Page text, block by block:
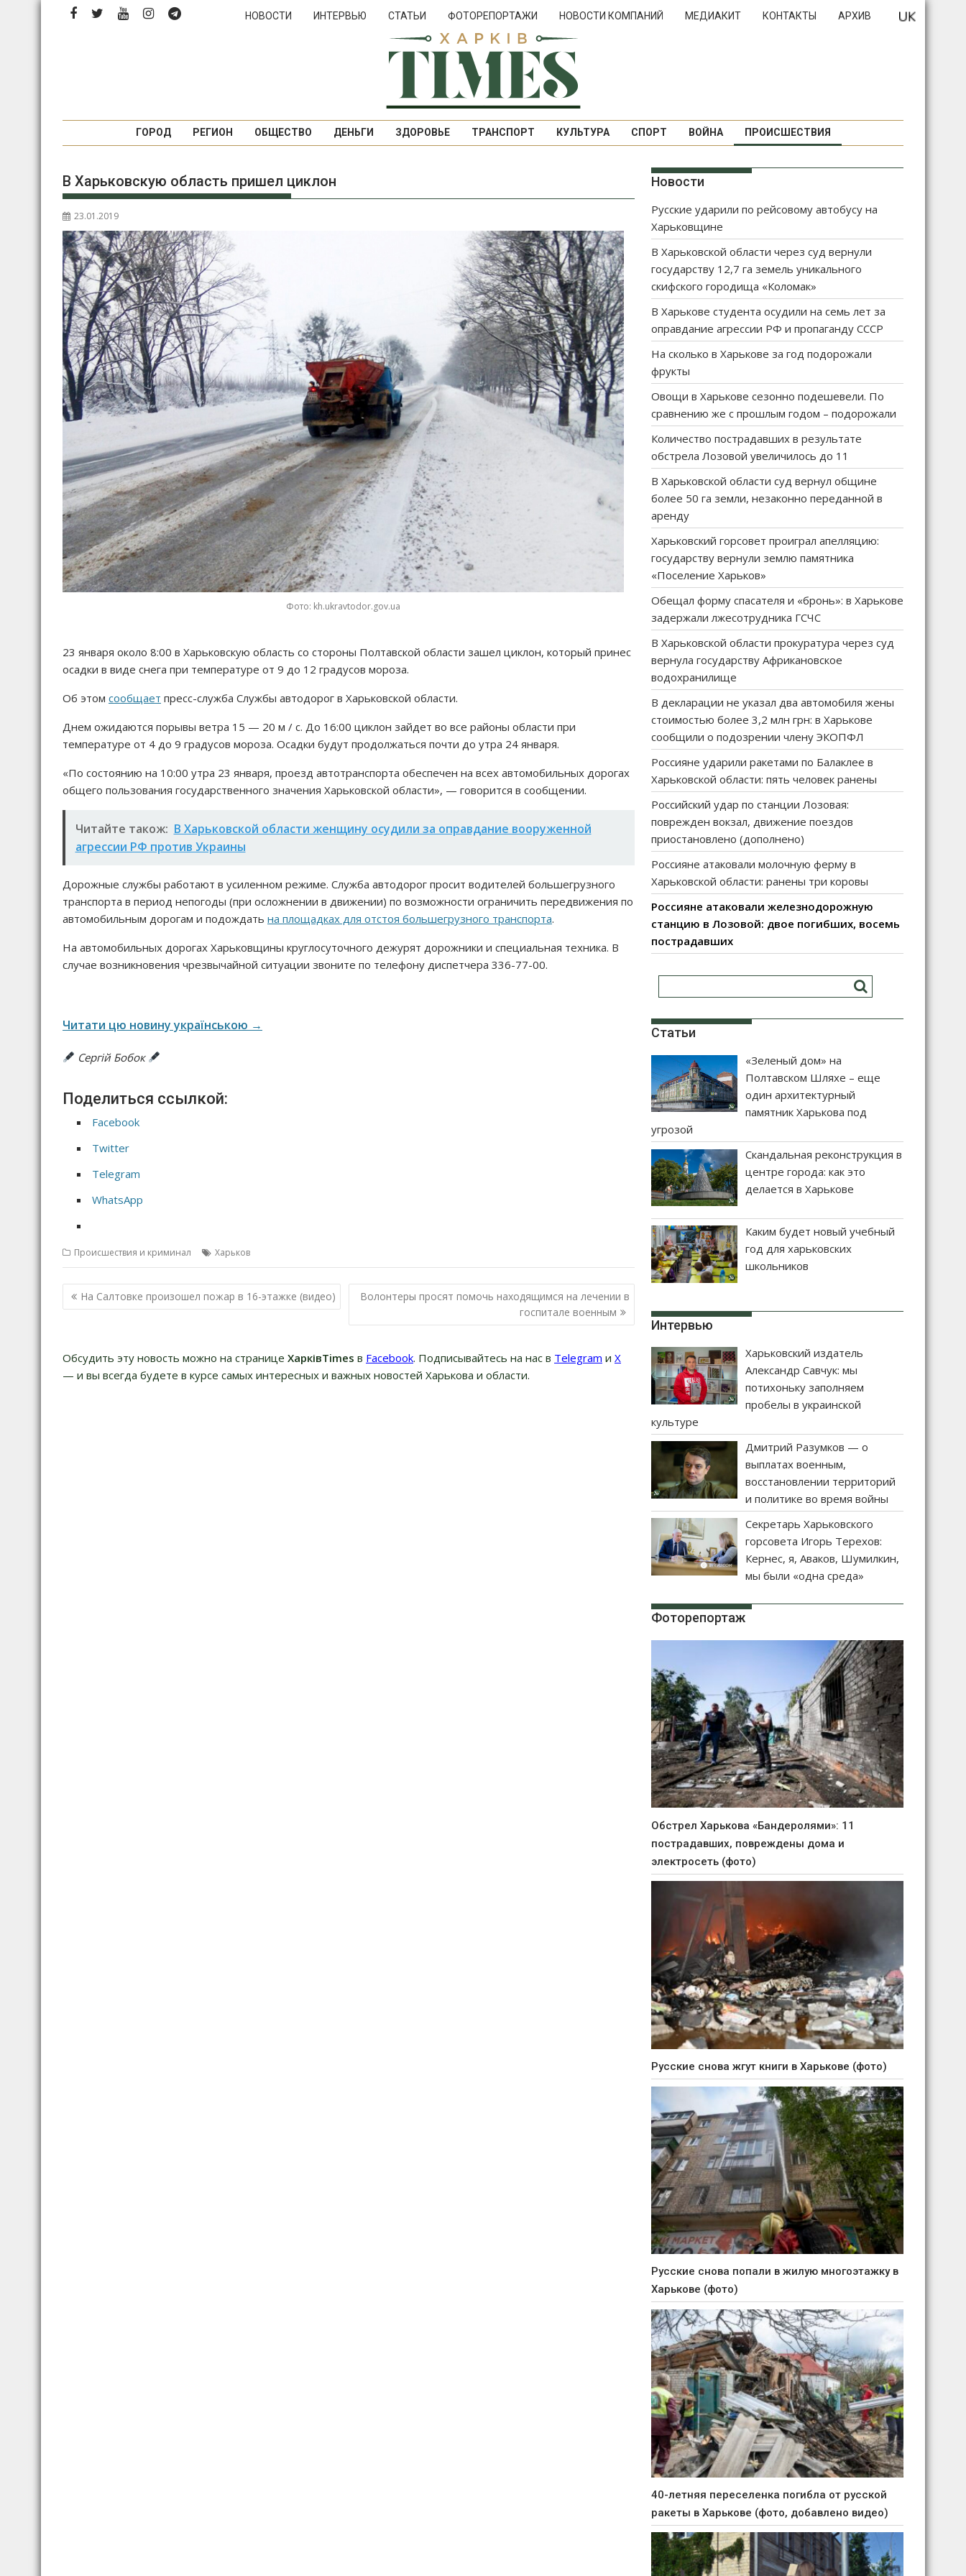
НОВОСТИ ИНТЕРВЬЮ СТАТЬИ ФОТОРЕПОРТАЖИ НОВОСТИ КОМПАНИЙ МЕДИАКИТ КОНТАКТЫ АРХИВ
ГОРОД РЕГИОН ОБЩЕСТВО ДЕНЬГИ ЗДОРОВЬЕ ТРАНСПОРТ КУЛЬТУРА СПОРТ ВОЙНА ПРОИСШЕСТВИЯ
В Харьковскую область пришел циклон
23.01.2019
Фото: kh.ukravtodor.gov.ua
23 января около 8:00 в Харьковскую область со стороны Полтавской области зашел циклон, который принес
осадки в виде снега при температуре от 9 до 12 градусов мороза.
Об этом сообщает пресс-служба Службы автодорог в Харьковской области.
Днем ожидаются порывы ветра 15 — 20 м / с. До 16:00 циклон зайдет во все районы области при
температуре от 4 до 9 градусов мороза. Осадки будут продолжаться почти до утра 24 января.
«По состоянию на 10:00 утра 23 января, проезд автотранспорта обеспечен на всех автомобильных дорогах
общего пользования государственного значения Харьковской области», — говорится в сообщении.
Читайте також: В Харьковской области женщину осудили за оправдание вооруженной
агрессии РФ против Украины
Дорожные службы работают в усиленном режиме. Служба автодорог просит водителей большегрузного
транспорта в период непогоды (при осложнении в движении) по возможности ограничить передвижения по
автомобильным дорогам и подождать на площадках для отстоя большегрузного транспорта.
На автомобильных дорогах Харьковщины круглосуточного дежурят дорожники и специальная техника. В
случае возникновения чрезвычайной ситуации звоните по телефону диспетчера 336-77-00.
Читати цю новину українською →
Сергій Бобок
Поделиться ссылкой:
Facebook
Twitter
Telegram
WhatsApp
Происшествия и криминал Харьков
Н
а
и
г
На Салтовке произошел пожар в 16-этажке (видео)
Волонтеры просят помочь находящимся на лечении в
госпитале военным
Обсудить эту новость можно на странице ХарківTimes в Facebook. Подписывайтесь на нас в Telegram и Х
— и вы всегда будете в курсе самых интересных и важных новостей Харькова и области.
Новости
Русские ударили по рейсовому автобусу на
Харьковщине
В Харьковской области через суд вернули
государству 12,7 га земель уникального
скифского городища «Коломак»
В Харькове студента осудили на семь лет за
оправдание агрессии РФ и пропаганду СССР
На сколько в Харькове за год подорожали
фрукты
Овощи в Харькове сезонно подешевели. По
сравнению же с прошлым годом – подорожали
Количество пострадавших в результате
обстрела Лозовой увеличилось до 11
В Харьковской области суд вернул общине
более 50 га земли, незаконно переданной в
аренду
Харьковский горсовет проиграл апелляцию:
государству вернули землю памятника
«Поселение Харьков»
Обещал форму спасателя и «бронь»: в Харькове
задержали лжесотрудника ГСЧС
В Харьковской области прокуратура через суд
вернула государству Африкановское
водохранилище
В декларации не указал два автомобиля жены
стоимостью более 3,2 млн грн: в Харькове
сообщили о подозрении члену ЭКОПФЛ
Россияне ударили ракетами по Балаклее в
Харьковской области: пять человек ранены
Российский удар по станции Лозовая:
поврежден вокзал, движение поездов
приостановлено (дополнено)
Россияне атаковали молочную ферму в
Харьковской области: ранены три коровы
Россияне атаковали железнодорожную
станцию в Лозовой: двое погибших, восемь
пострадавших
Статьи
«Зеленый дом» на
Полтавском Шляхе – еще
один архитектурный
памятник Харькова под
угрозой
Скандальная реконструкция в
центре города: как это
делается в Харькове
Каким будет новый учебный
год для харьковских
школьников
Интервью
Харьковский издатель
Александр Савчук: мы
потихоньку заполняем
пробелы в украинской
культуре
Дмитрий Разумков — о
выплатах военным,
восстановлении территорий
и политике во время войны
Секретарь Харьковского
горсовета Игорь Терехов:
Кернес, я, Аваков, Шумилкин,
мы были «одна среда»
Фоторепортаж
Обстрел Харькова «Бандеролями»: 11
пострадавших, повреждены дома и
электросеть (фото)
Русские снова жгут книги в Харькове (фото)
Русские снова попали в жилую многоэтажку в
Харькове (фото)
40-летняя переселенка погибла от русской
ракеты в Харькове (фото, добавлено видео)